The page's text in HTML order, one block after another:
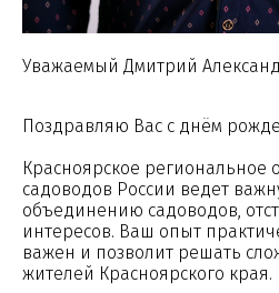
Уважаемый Дмитрий
Поздравляю Вас с днём
Красноярское региональное
садоводов России ведет
объединению садоводов,
интересов. Ваш опыт
важен и позволит решать
жителей Красноярского края.